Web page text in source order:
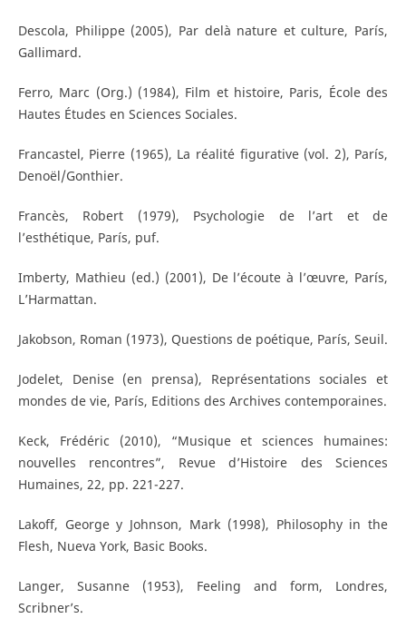
Descola, Philippe (2005), Par delà nature et culture, París,
Gallimard.
Ferro, Marc (Org.) (1984), Film et histoire, Paris, École des
Hautes Études en Sciences Sociales.
Francastel, Pierre (1965), La réalité figurative (vol. 2), París,
Denoël/Gonthier.
Francès, Robert (1979), Psychologie de l’art et de
l’esthétique, París, puf.
Imberty, Mathieu (ed.) (2001), De l’écoute à l’œuvre, París,
L’Harmattan.
Jakobson, Roman (1973), Questions de poétique, París, Seuil.
Jodelet, Denise (en prensa), Représentations sociales et
mondes de vie, París, Editions des Archives contemporaines.
Keck, Frédéric (2010), “Musique et sciences humaines:
nouvelles rencontres”, Revue d’Histoire des Sciences
Humaines, 22, pp. 221-227.
Lakoff, George y Johnson, Mark (1998), Philosophy in the
Flesh, Nueva York, Basic Books.
Langer, Susanne (1953), Feeling and form, Londres,
Scribner’s.